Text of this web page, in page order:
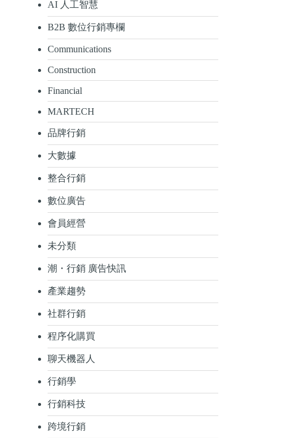
AI 人工智慧
B2B 數位行銷專欄
Communications
Construction
Financial
MARTECH
品牌行銷
大數據
整合行銷
數位廣告
會員經營
未分類
潮・行銷 廣告快訊
產業趨勢
社群行銷
程序化購買
聊天機器人
行銷學
行銷科技
跨境行銷